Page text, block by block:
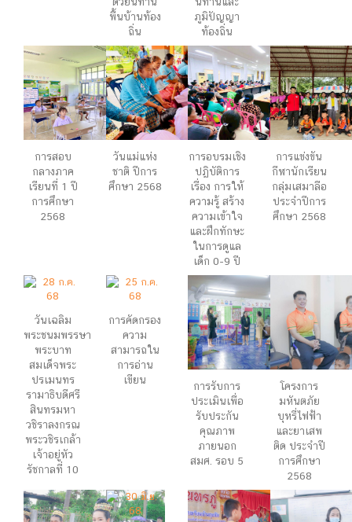
พื้นบ้านท้อง
ถิ่น
ภูมิปัญญา
ท้องถิ่น
การสอบ
กลางภาค
เรียนที่ 1 ปี
การศึกษา
2568
วันแม่แห่ง
ชาติ ปีการ
ศึกษา 2568
การอบรมเชิง
ปฏิบัติการ
เรื่อง การให้
ความรู้ สร้าง
ความเข้าใจ
และฝึกทักษะ
ในการดูแล
เด็ก 0-9 ปี
การแข่งขัน
กีฬานักเรียน
กลุ่มเสมาลือ
ประจำปีการ
ศึกษา 2568
วันเฉลิม
พระชนมพรรษา
พระบาท
สมเด็จพระ
ปรเมนทร
รามาธิบดีศรี
สินทรมหา
วชิราลงกรณ
พระวชิรเกล้า
เจ้าอยู่หัว
รัชกาลที่ 10
การคัดกรอง
ความ
สามารถใน
การอ่าน
เขียน
การรับการ
ประเมินเพื่อ
รับประกัน
คุณภาพ
ภายนอก
สมศ. รอบ 5
โครงการ
มหันตภัย
บุหรี่ไฟฟ้า
และยาเสพ
ติด ประจำปี
การศึกษา
2568